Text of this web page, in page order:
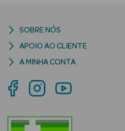
Solares Bebé e
Criança
Rosto e
SOBRE NÓS
APOIO AO CLIENTE
A MINHA CONTA